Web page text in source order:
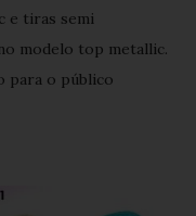
e tiras semi
modelo top metallic.
para o público